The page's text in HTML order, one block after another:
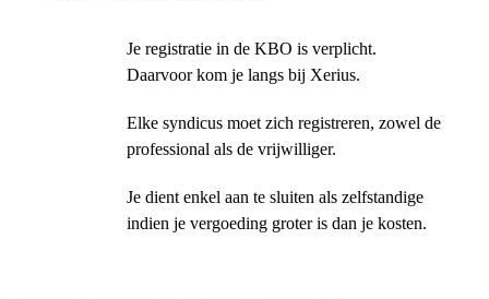
Je registratie in de KBO is verplicht.
Daarvoor kom je langs bij Xerius.
Elke syndicus moet zich registreren, zowel de
professional als de vrijwilliger.
Je dient enkel aan te sluiten als zelfstandige
indien je vergoeding groter is dan je kosten.